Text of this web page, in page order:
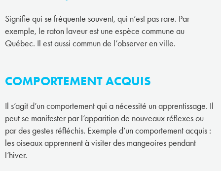
Signifie qui se fréquente souvent, qui n’est pas rare. Par
exemple, le raton laveur est une espèce commune au
Québec. Il est aussi commun de l’observer en ville.
COMPORTEMENT ACQUIS
Il s’agit d’un comportement qui a nécessité un apprentissage. Il
peut se manifester par l’apparition de nouveaux réflexes ou
par des gestes réfléchis. Exemple d’un comportement acquis :
les oiseaux apprennent à visiter des mangeoires pendant
l’hiver.